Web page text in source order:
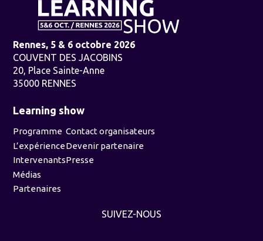
Rennes, 5 & 6 octobre 2026
COUVENT DES JACOBINS
20, Place Sainte-Anne
35000 RENNES
Learning show
Programme
L’expérience
Intervenants
Médias
Partenaires
Contact organisateurs
Devenir partenaire
Presse
SUIVEZ-NOUS